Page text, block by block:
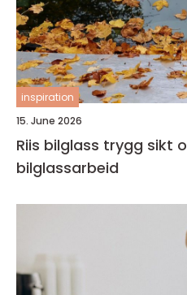
inspiration
15. June 2026
Riis bilglass trygg sikt og profesjonelt
bilglassarbeid